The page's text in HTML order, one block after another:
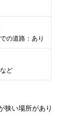
の道路：あり
ど
狭い場所があり